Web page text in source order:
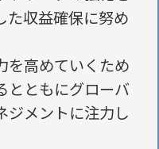
た収益確保に努め
を高めていくため
とともにグローバ
ジメントに注力し